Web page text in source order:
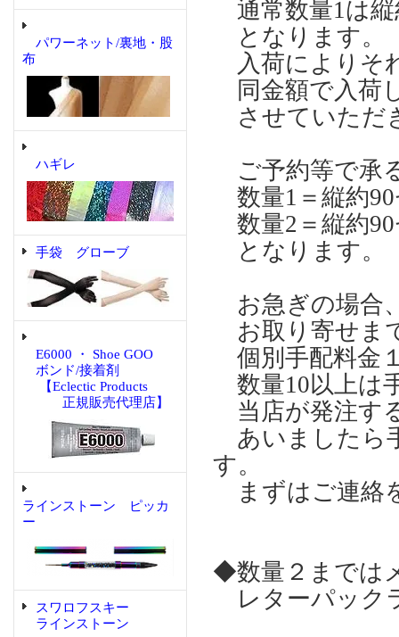
パワーネット/裏地・股
布
ハギレ
手袋 グローブ
E6000 ・ Shoe GOO
ボンド/接着剤
【Eclectic Products
正規販売代理店】
ラインストーン ピッカ
ー
スワロフスキー
ラインストーン
通常数量1は縦
となります。
入荷によりそ
同金額で入荷
させていただ
ご予約等で承
数量1＝縦約90
数量2＝縦約90
となります。
お急ぎの場合
お取り寄せま
個別手配料金
数量10以上は
当店が発注す
あいましたら
す。
まずはご連絡
◆数量２までは
レターパック